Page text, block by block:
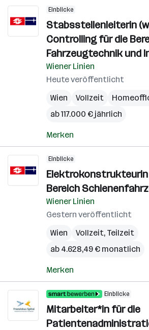
Einblicke
Stabsstellenleiterin
Controlling für die
Fahrzeugtechnik und
Wiener Linien
Heute veröffentlicht
Wien
Vollzeit
ab 117.000 € jährlich
Merken
Einblicke
Elektrokonstrukteurin
Bereich
Wiener Linien
Gestern veröffentlicht
Wien
Vollzeit, Teilzeit
ab 4.628,49 € monatlich
Merken
Einblicke
Mitarbeiter*in für die